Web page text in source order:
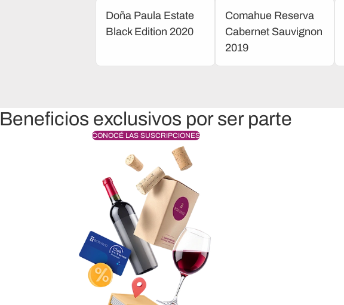
Doña Paula Estate
Black Edition 2020
Comahue Reserva
Cabernet Sauvignon
2019
Beneficios exclusivos por ser parte
CONOCÉ LAS SUSCRIPCIONES